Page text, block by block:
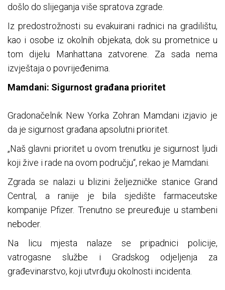
došlo do slijeganja više spratova zgrade.
Iz predostrožnosti su evakuirani radnici na gradilištu,
kao i osobe iz okolnih objekata, dok su prometnice u
tom dijelu Manhattana zatvorene. Za sada nema
izvještaja o povrijeđenima.
Mamdani: Sigurnost građana prioritet
Gradonačelnik New Yorka Zohran Mamdani izjavio je
da je sigurnost građana apsolutni prioritet.
„Naš glavni prioritet u ovom trenutku je sigurnost ljudi
koji žive i rade na ovom području“, rekao je Mamdani.
Zgrada se nalazi u blizini željezničke stanice Grand
Central, a ranije je bila sjedište farmaceutske
kompanije Pfizer. Trenutno se preuređuje u stambeni
neboder.
Na licu mjesta nalaze se pripadnici policije,
vatrogasne službe i Gradskog odjeljenja za
građevinarstvo, koji utvrđuju okolnosti incidenta.